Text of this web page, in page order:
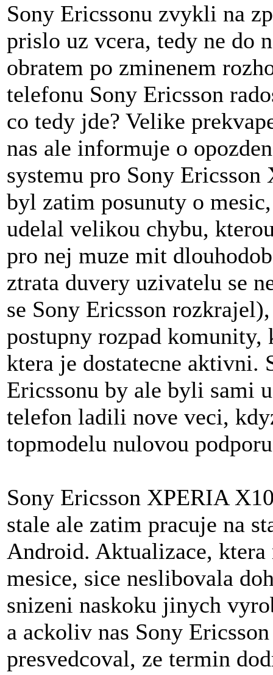
Sony Ericssonu zvykli na
prislo uz vcera, tedy ne do
obratem po zminenem
telefonu Sony Ericsson
co tedy jde? Velike
nas ale informuje o
systemu pro Sony
byl zatim posunuty o
udelal velikou chybu,
pro nej muze mit
ztrata duvery uzivatelu se
se Sony Ericsson
postupny rozpad
ktera je dostatecne aktivni.
Ericssonu by ale byli sami
telefon ladili nove veci,
topmodelu nulovou
Sony Ericsson XPERIA
stale ale zatim pracuje na
Android. Aktualizace,
mesice, sice neslibovala
snizeni naskoku jinych
a ackoliv nas Sony
presvedcoval, ze termin